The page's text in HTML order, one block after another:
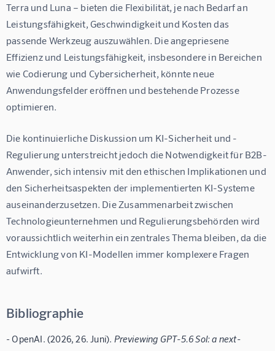
Terra und Luna – bieten die Flexibilität, je nach Bedarf an
Leistungsfähigkeit, Geschwindigkeit und Kosten das
passende Werkzeug auszuwählen. Die angepriesene
Effizienz und Leistungsfähigkeit, insbesondere in Bereichen
wie Codierung und Cybersicherheit, könnte neue
Anwendungsfelder eröffnen und bestehende Prozesse
optimieren.
Die kontinuierliche Diskussion um KI-Sicherheit und -
Regulierung unterstreicht jedoch die Notwendigkeit für B2B-
Anwender, sich intensiv mit den ethischen Implikationen und
den Sicherheitsaspekten der implementierten KI-Systeme
auseinanderzusetzen. Die Zusammenarbeit zwischen
Technologieunternehmen und Regulierungsbehörden wird
voraussichtlich weiterhin ein zentrales Thema bleiben, da die
Entwicklung von KI-Modellen immer komplexere Fragen
aufwirft.
Bibliographie
- OpenAI. (2026, 26. Juni). Previewing GPT-5.6 Sol: a next-